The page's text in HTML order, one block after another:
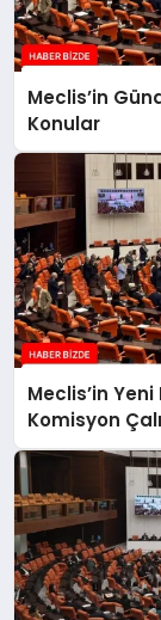
Meclis’in
Konular
Meclis’in
Komisyon